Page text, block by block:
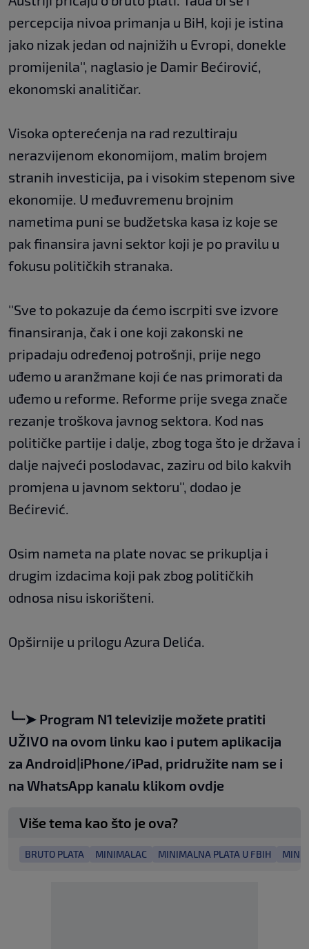
percepcija nivoa primanja u BiH, koji je istina
jako nizak jedan od najnižih u Evropi, donekle
promijenila'', naglasio je Damir Bećirović,
ekonomski analitičar.
Visoka opterećenja na rad rezultiraju
nerazvijenom ekonomijom, malim brojem
stranih investicija, pa i visokim stepenom sive
ekonomije. U međuvremenu brojnim
nametima puni se budžetska kasa iz koje se
pak finansira javni sektor koji je po pravilu u
fokusu političkih stranaka.
''Sve to pokazuje da ćemo iscrpiti sve izvore
finansiranja, čak i one koji zakonski ne
pripadaju određenoj potrošnji, prije nego
uđemo u aranžmane koji će nas primorati da
uđemo u reforme. Reforme prije svega znače
rezanje troškova javnog sektora. Kod nas
političke partije i dalje, zbog toga što je država i
dalje najveći poslodavac, zaziru od bilo kakvih
promjena u javnom sektoru'', dodao je
Bećirević.
Osim nameta na plate novac se prikuplja i
drugim izdacima koji pak zbog političkih
odnosa nisu iskorišteni.
Opširnije u prilogu Azura Delića.
╰┈➤ Program N1 televizije možete pratiti
UŽIVO na ovom linku kao i putem aplikacija
za Android|iPhone/iPad, pridružite nam se i
na WhatsApp kanalu klikom ovdje
Više tema kao što je ova?
BRUTO PLATA MINIMALAC MINIMALNA PLATA U FBIH